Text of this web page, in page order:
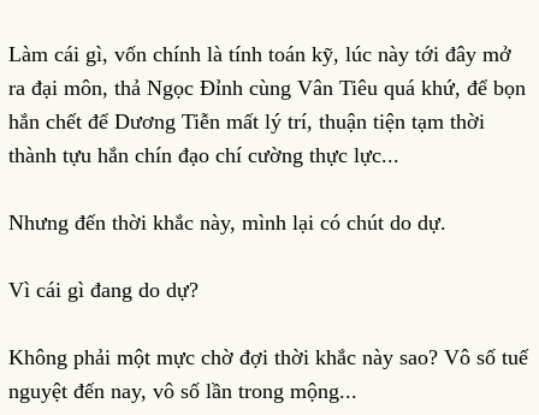
Làm cái gì, vốn chính là tính toán kỹ, lúc này tới đây mở
ra đại môn, thả Ngọc Đỉnh cùng Vân Tiêu quá khứ, để bọn
hắn chết để Dương Tiễn mất lý trí, thuận tiện tạm thời
thành tựu hắn chín đạo chí cường thực lực...
Nhưng đến thời khắc này, mình lại có chút do dự.
Vì cái gì đang do dự?
Không phải một mực chờ đợi thời khắc này sao? Vô số tuế
nguyệt đến nay, vô số lần trong mộng...